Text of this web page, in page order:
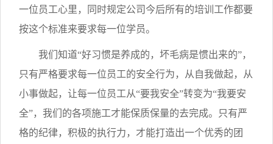
一位员工心里，同时规定公司今后所有的培训工作都要
按这个标准来要求每一位学员。
我们知道“好习惯是养成的，坏毛病是惯出来的”，
只有严格要求每一位员工的安全行为，从自我做起，从
小事做起，让每一位员工从“要我安全”转变为“我要安
全”，我们的各项施工才能保质保量的去完成。只有严
格的纪律，积极的执行力，才能打造出一个优秀的团